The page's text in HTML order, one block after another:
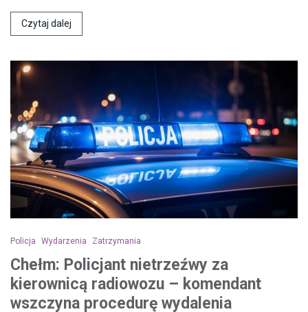
Czytaj dalej
Policja Wydarzenia Zatrzymania
Chełm: Policjant nietrzeźwy za
kierownicą radiowozu – komendant
wszczyna procedurę wydalenia